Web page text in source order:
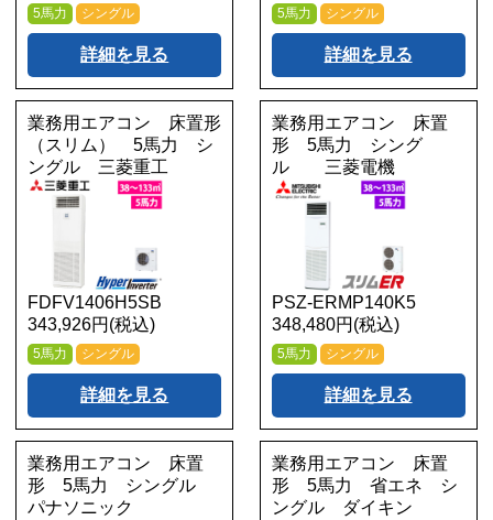
5馬力 シングル
詳細を見る
5馬力 シングル
詳細を見る
業務用エアコン 床置形
（スリム） 5馬力 シ
ングル 三菱重工
FDFV1406H5SB
343,926円(税込)
5馬力 シングル
詳細を見る
業務用エアコン 床置
形 5馬力 シング
ル 三菱電機
PSZ-ERMP140K5
348,480円(税込)
5馬力 シングル
詳細を見る
業務用エアコン 床置
形 5馬力 シングル
パナソニック
業務用エアコン 床置
形 5馬力 省エネ シ
ングル ダイキン